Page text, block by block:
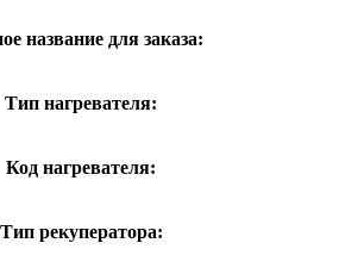
название для заказа:
Тип нагревателя:
Код нагревателя:
Тип рекуператора: